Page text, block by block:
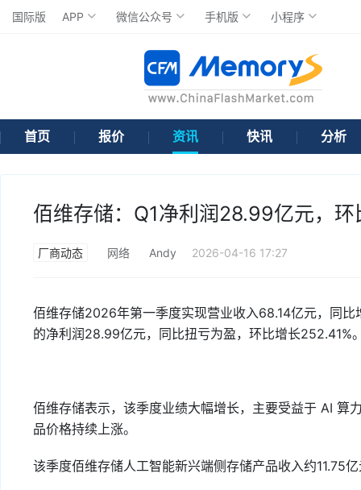
国际版 APP 微信公众号 手机版 小程序
首页 报价 资讯 快讯 分析
佰维存储：Q1净利润28.99亿元，
厂商动态 网络 Andy 2026-04-16 17:27
佰维存储2026年第一季度实现营业收入68.14亿元，同
的净利润28.99亿元，同比扭亏为盈，环比增长252.41%
佰维存储表示，该季度业绩大幅增长，主要受益于 AI 算
品价格持续上涨。
该季度佰维存储人工智能新兴端侧存储产品收入约11.75